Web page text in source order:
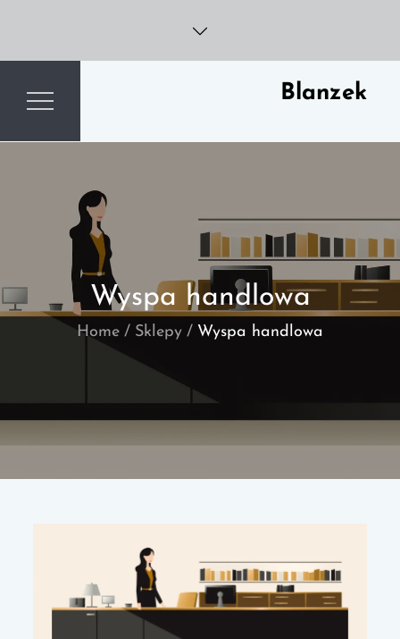
content
Blanzek
Wyspa handlowa
Home Sklepy Wyspa handlowa